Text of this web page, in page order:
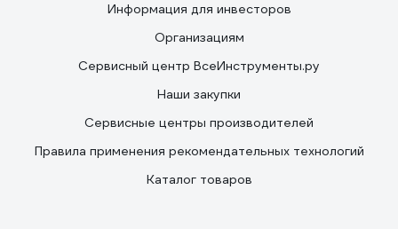
Информация для инвесторов
Организациям
Сервисный центр ВсеИнструменты.ру
Наши закупки
Сервисные центры производителей
Правила применения рекомендательных технологий
Каталог товаров